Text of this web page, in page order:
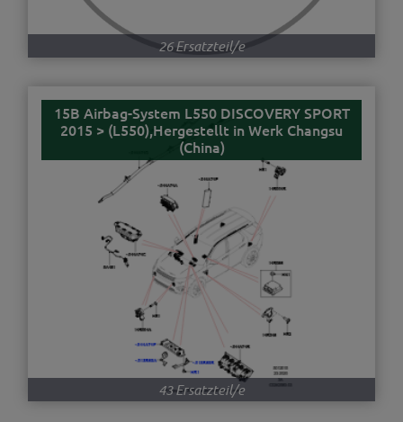
26 Ersatzteil/e
15B Airbag-System L550 DISCOVERY SPORT
2015 > (L550),Hergestellt in Werk Changsu
(China)
43 Ersatzteil/e